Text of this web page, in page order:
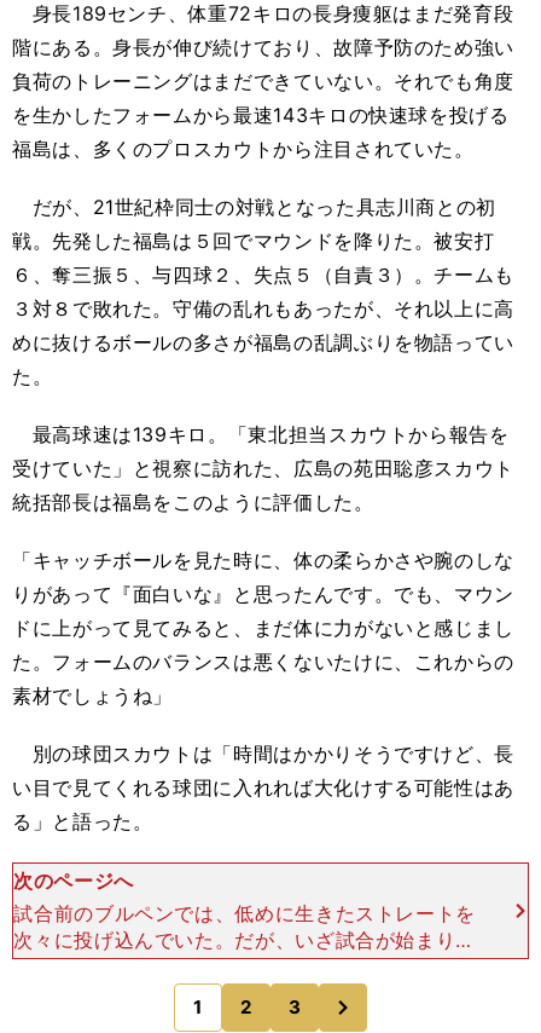
身長189センチ、体重72キロの長身痩躯はまだ発育段
階にある。身長が伸び続けており、故障予防のため強い
負荷のトレーニングはまだできていない。それでも角度
を生かしたフォームから最速143キロの快速球を投げる
福島は、多くのプロスカウトから注目されていた。
だが、21世紀枠同士の対戦となった具志川商との初
戦。先発した福島は５回でマウンドを降りた。被安打
６、奪三振５、与四球２、失点５（自責３）。チームも
３対８で敗れた。守備の乱れもあったが、それ以上に高
めに抜けるボールの多さが福島の乱調ぶりを物語ってい
た。
最高球速は139キロ。「東北担当スカウトから報告を
受けていた」と視察に訪れた、広島の苑田聡彦スカウト
統括部長は福島をこのように評価した。
「キャッチボールを見た時に、体の柔らかさや腕のしな
りがあって『面白いな』と思ったんです。でも、マウン
ドに上がって見てみると、まだ体に力がないと感じまし
た。フォームのバランスは悪くないたけに、これからの
素材でしょうね」
別の球団スカウトは「時間はかかりそうですけど、長
い目で見てくれる球団に入れれば大化けする可能性はあ
る」と語った。
次のページへ
試合前のブルペンでは、低めに生きたストレートを
次々に投げ込んでいた。だが、いざ試合が始まりマ
ウンドに立つと、福島は投球練習の初球から３球連
続で大きく高めに抜けるボール球を投げた。 さら
にプレーボール
1 2 3